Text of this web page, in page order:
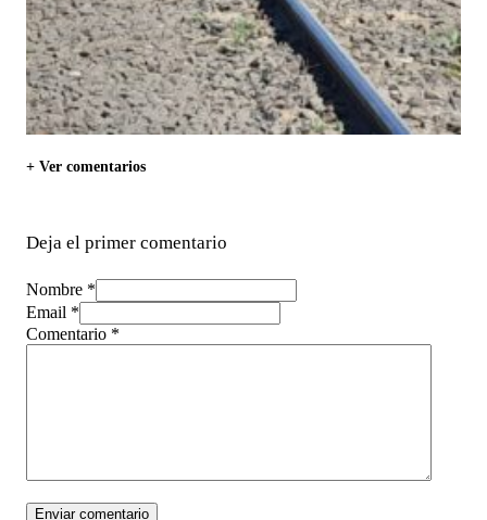
+ Ver comentarios
Deja el primer comentario
Nombre *
Email *
Comentario *